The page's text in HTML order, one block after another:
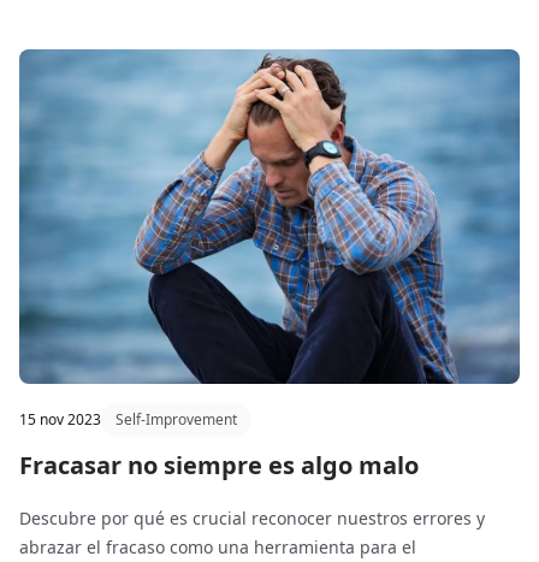
15 nov 2023 Self-Improvement
Fracasar no siempre es algo malo
Descubre por qué es crucial reconocer nuestros errores y
abrazar el fracaso como una herramienta para el